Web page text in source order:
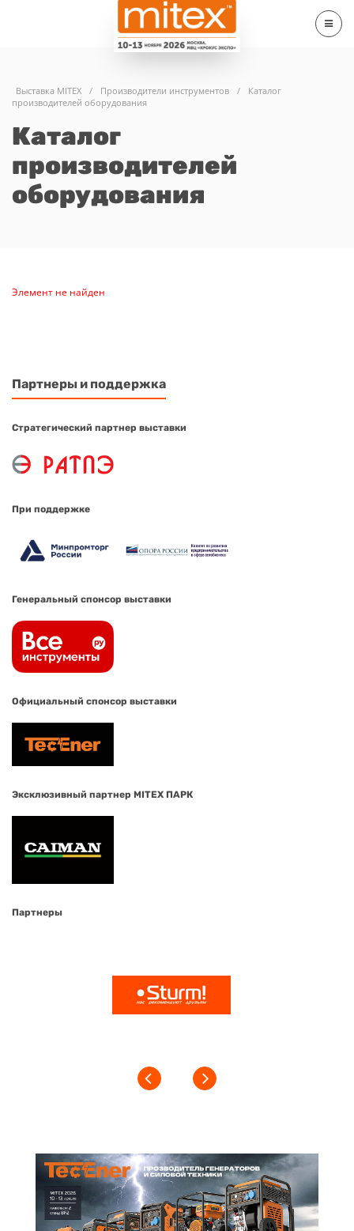
Выставка MITEX / Производители инструментов /
Каталог
производителей оборудования
Каталог
производителей
оборудования
Элемент не найден
Партнеры и поддержка
Стратегический партнер выставки
При поддержке
Генеральный спонсор выставки
Официальный спонсор выставки
Эксклюзивный партнер MITEX ПАРК
Партнеры